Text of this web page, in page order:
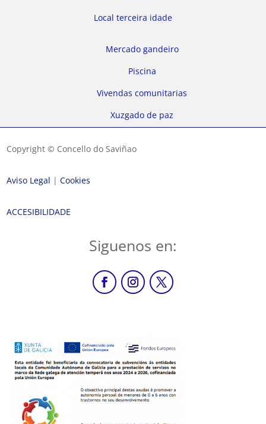
Local terceira idade
Mercado gandeiro
Piscina
Vivendas comunitarias
Xuzgado de paz
Copyright © Concello do Saviñao
Aviso Legal |Cookies
ACCESIBILIDADE
Siguenos en: